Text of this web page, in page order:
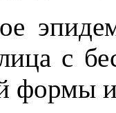
с
формы